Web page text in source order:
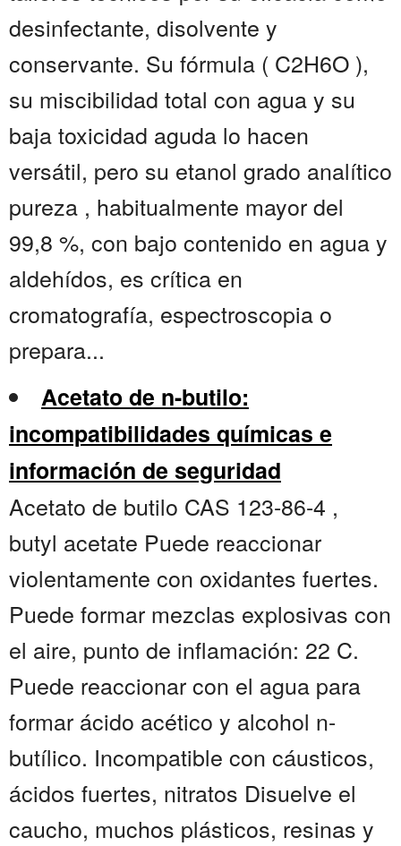
desinfectante, disolvente y
conservante. Su fórmula ( C2H6O ),
su miscibilidad total con agua y su
baja toxicidad aguda lo hacen
versátil, pero su etanol grado analítico
pureza , habitualmente mayor del
99,8 %, con bajo contenido en agua y
aldehídos, es crítica en
cromatografía, espectroscopia o
prepara...
Acetato de n-butilo:
incompatibilidades químicas e
información de seguridad
Acetato de butilo CAS 123-86-4 ,
butyl acetate Puede reaccionar
violentamente con oxidantes fuertes.
Puede formar mezclas explosivas con
el aire, punto de inflamación: 22 C.
Puede reaccionar con el agua para
formar ácido acético y alcohol n-
butílico. Incompatible con cáusticos,
ácidos fuertes, nitratos Disuelve el
caucho, muchos plásticos, resinas y